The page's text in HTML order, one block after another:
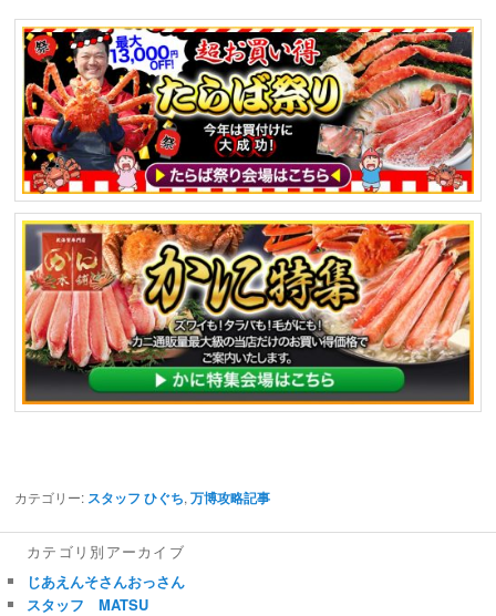
カテゴリー: スタッフ ひぐち,万博攻略記事
カテゴリ別アーカイブ
じあえんそさんおっさん
スタッフ MATSU